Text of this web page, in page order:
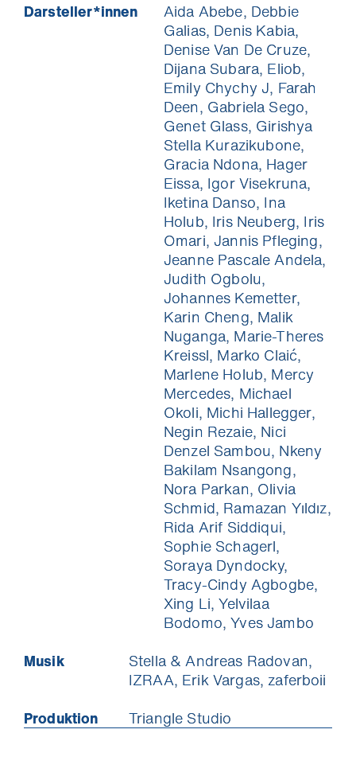
Darsteller*innen
Aida Abebe, Debbie
Galias, Denis Kabia,
Denise Van De Cruze,
Dijana Subara, Eliob,
Emily Chychy J, Farah
Deen, Gabriela Sego,
Genet Glass, Girishya
Stella Kurazikubone,
Gracia Ndona, Hager
Eissa, Igor Visekruna,
Iketina Danso, Ina
Holub, Iris Neuberg, Iris
Omari, Jannis Pfleging,
Jeanne Pascale Andela,
Judith Ogbolu,
Johannes Kemetter,
Karin Cheng, Malik
Nuganga, Marie-Theres
Kreissl, Marko Claić,
Marlene Holub, Mercy
Mercedes, Michael
Okoli, Michi Hallegger,
Negin Rezaie, Nici
Denzel Sambou, Nkeny
Bakilam Nsangong,
Nora Parkan, Olivia
Schmid, Ramazan Yıldız,
Rida Arif Siddiqui,
Sophie Schagerl,
Soraya Dyndocky,
Tracy-Cindy Agbogbe,
Xing Li, Yelvilaa
Bodomo, Yves Jambo
Musik
Stella & Andreas Radovan,
IZRAA, Erik Vargas, zaferboii
Produktion
Triangle Studio
Niemand mag Pop Ups. Aber du
wirst unsere Kino News lieben.
Verpass keinen Kinostart mehr und gewinne
mit etwas Glück 1x2 Tickets für die nächste
Stadtkino Wien Premiere deiner Wahl
(Verlosung jeden Monat unter allen
Neuregistrierungen).